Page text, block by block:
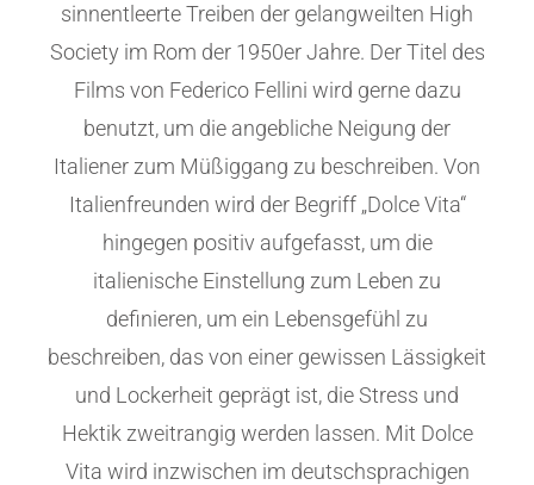
sinnentleerte Treiben der gelangweilten High
Society im Rom der 1950er Jahre. Der Titel des
Films von Federico Fellini wird gerne dazu
benutzt, um die angebliche Neigung der
Italiener zum Müßiggang zu beschreiben. Von
Italienfreunden wird der Begriff „Dolce Vita“
hingegen positiv aufgefasst, um die
italienische Einstellung zum Leben zu
definieren, um ein Lebensgefühl zu
beschreiben, das von einer gewissen Lässigkeit
und Lockerheit geprägt ist, die Stress und
Hektik zweitrangig werden lassen. Mit Dolce
Vita wird inzwischen im deutschsprachigen